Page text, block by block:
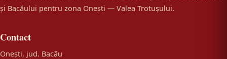
și Bacăului pentru zona Onești — Valea Trotușului.
Contact
Onești, jud. Bacău